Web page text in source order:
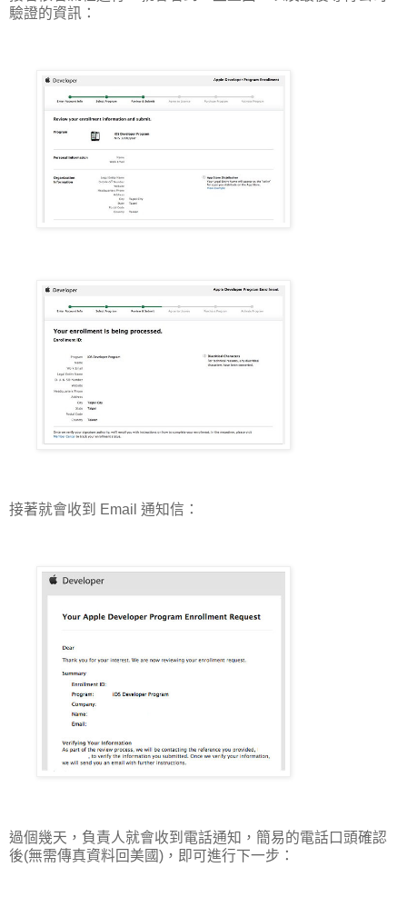
驗證的資訊：
接著就會收到 Email 通知信：
過個幾天，負責人就會收到電話通知，簡易的電話口頭確認
後(無需傳真資料回美國)，即可進行下一步：